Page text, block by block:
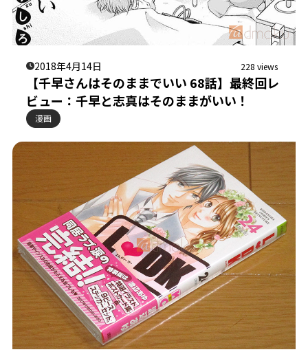
2018年4月14日 228 views
【千早さんはそのままでいい 68話】最終回レ
ビュー：千早と志真はそのままがいい！
漫画